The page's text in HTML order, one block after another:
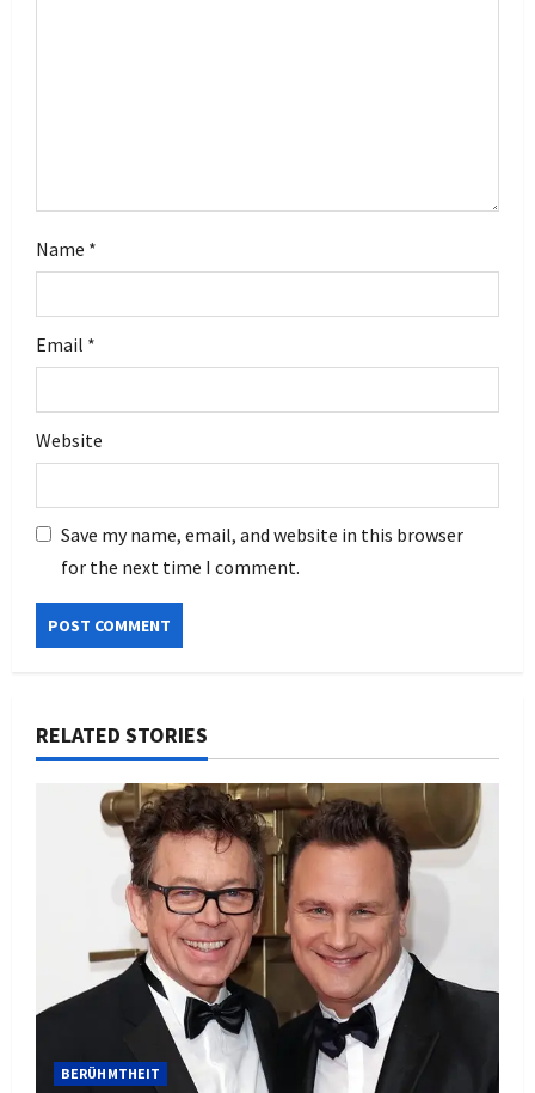
Name *
Email *
Website
Save my name, email, and website in this browser
for the next time I comment.
RELATED STORIES
BERÜHMTHEIT